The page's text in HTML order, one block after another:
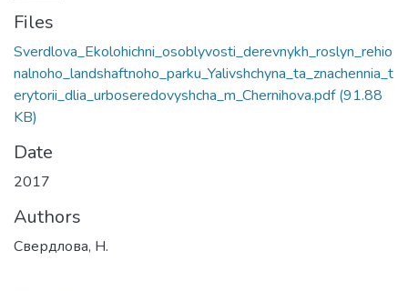
Files
Sverdlova_Ekolohichni_osoblyvosti_derevnykh_roslyn_rehio
nalnoho_landshaftnoho_parku_Yalivshchyna_ta_znachennia_t
erytorii_dlia_urboseredovyshcha_m_Chernihova.pdf(91.88
KB)
Date
2017
Authors
Свердлова, Н.